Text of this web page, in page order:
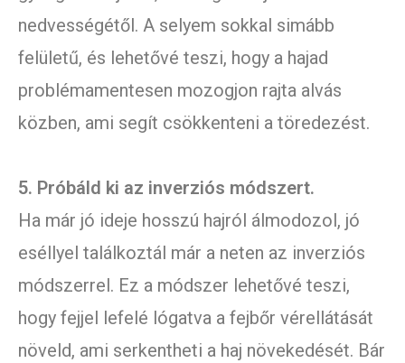
nedvességétől. A selyem sokkal simább
felületű, és lehetővé teszi, hogy a hajad
problémamentesen mozogjon rajta alvás
közben, ami segít csökkenteni a töredezést.
5. Próbáld ki az inverziós módszert.
Ha már jó ideje hosszú hajról álmodozol, jó
eséllyel találkoztál már a neten az inverziós
módszerrel. Ez a módszer lehetővé teszi,
hogy fejjel lefelé lógatva a fejbőr vérellátását
növeld, ami serkentheti a haj növekedését. Bár